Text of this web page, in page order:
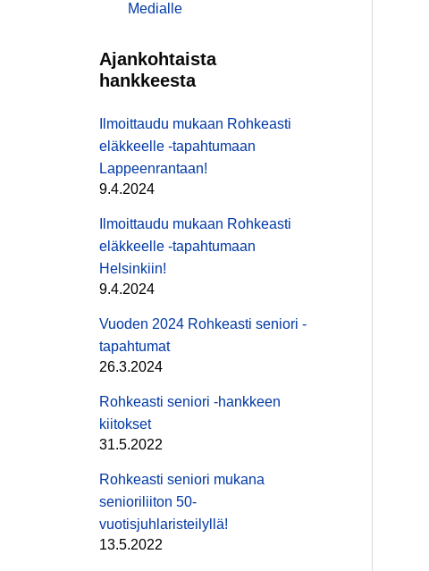
Medialle
Ajankohtaista
hankkeesta
Ilmoittaudu mukaan Rohkeasti
eläkkeelle -tapahtumaan
Lappeenrantaan!
9.4.2024
Ilmoittaudu mukaan Rohkeasti
eläkkeelle -tapahtumaan
Helsinkiin!
9.4.2024
Vuoden 2024 Rohkeasti seniori -
tapahtumat
26.3.2024
Rohkeasti seniori -hankkeen
kiitokset
31.5.2022
Rohkeasti seniori mukana
senioriliiton 50-
vuotisjuhlaristeilyllä!
13.5.2022